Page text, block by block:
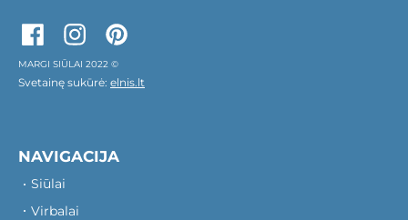
MARGI SIŪLAI 2022 ©
Svetainę sukūrė: elnis.lt
NAVIGACIJA
Siūlai
Virbalai